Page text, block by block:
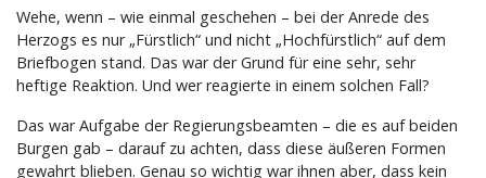
Wehe, wenn – wie einmal geschehen – bei der Anrede des
Herzogs es nur „Fürstlich“ und nicht „Hochfürstlich“ auf dem
Briefbogen stand. Das war der Grund für eine sehr, sehr
heftige Reaktion. Und wer reagierte in einem solchen Fall?
Das war Aufgabe der Regierungsbeamten – die es auf beiden
Burgen gab – darauf zu achten, dass diese äußeren Formen
gewahrt blieben. Genau so wichtig war ihnen aber, dass kein